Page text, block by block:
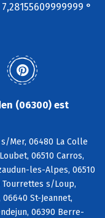
°
(06300) est
Mer, 06480 La Colle
06510 Carros,
les-Alpes, 06510
Tourrettes s/Loup,
St-Jeannet,
06390 Berre-